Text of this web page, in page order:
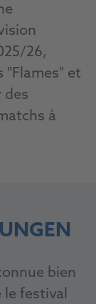
26,
"Flames" et
des
à
bien
le festival